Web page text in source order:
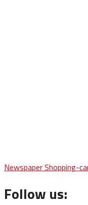
NewspaperShopping-
Follow us: